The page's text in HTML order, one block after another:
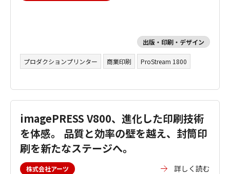
出版・印刷・デザイン
プロダクションプリンター 商業印刷 ProStream 1800
imagePRESS V800、進化した印刷技術
を体感。 品質と効率の壁を越え、封筒印
刷を新たなステージへ。
株式会社アーツ 詳しく読む